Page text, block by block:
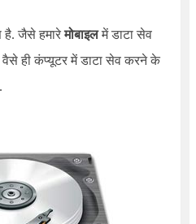
है. जैसे हमारेमोबाइलमें डाटा सेव
ही कंप्यूटर में डाटा सेव करने के